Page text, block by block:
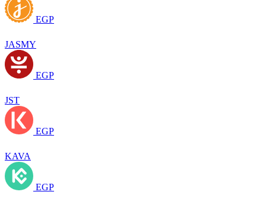
EGP
JASMY
EGP
JST
EGP
KAVA
EGP